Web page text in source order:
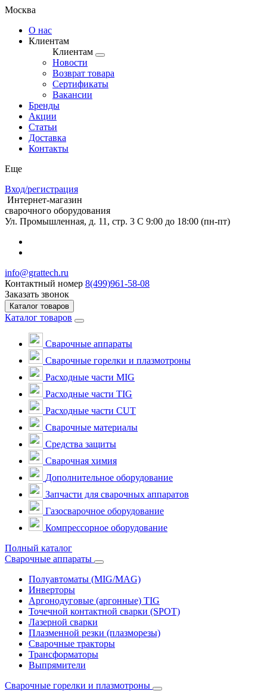
Москва
О нас
Клиентам
Клиентам
Новости
Возврат товара
Сертификаты
Вакансии
Бренды
Акции
Статьи
Доставка
Контакты
Еще
Вход/регистрация
Интернет-магазин
сварочного оборудования
Ул. Промышленная, д. 11, стр. 3 C 9:00 до 18:00 (пн-пт)
info@grattech.ru
Контактный номер 8(499)961-58-08
Заказать звонок
Каталог товаров
Каталог товаров
Сварочные аппараты
Cварочные горелки и плазмотроны
Расходные части MIG
Расходные части TIG
Расходные части CUT
Сварочные материалы
Средства защиты
Сварочная химия
Дополнительное оборудование
Запчасти для сварочных аппаратов
Газосварочное оборудование
Компрессорное оборудование
Полный каталог
Сварочные аппараты
Полуавтоматы (MIG/MAG)
Инверторы
Аргонодуговые (аргонные) TIG
Точечной контактной сварки (SPOT)
Лазерной сварки
Плазменной резки (плазморезы)
Сварочные тракторы
Трансформаторы
Выпрямители
Cварочные горелки и плазмотроны